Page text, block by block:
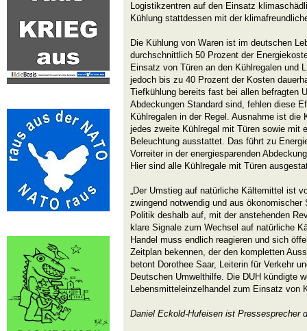
Logistikzentren auf den Einsatz
Kühlung stattdessen mit der
Die Kühlung von Waren ist im deutschen
durchschnittlich 50 Prozent der
Einsatz von Türen an den Kühlregalen und
jedoch bis zu 40 Prozent der Kosten
Tiefkühlung bereits fast bei allen befragten
Abdeckungen Standard sind, fehlen diese
Kühlregalen in der Regel. Ausnahme ist die
jedes zweite Kühlregal mit Türen sowie mit
Beleuchtung ausstattet. Das führt zu
Vorreiter in der energiesparenden
Hier sind alle Kühlregale mit Türen
„Der Umstieg auf natürliche Kältemittel ist
zwingend notwendig und aus
Politik deshalb auf, mit der anstehenden
klare Signale zum Wechsel auf natürliche
Handel muss endlich reagieren und sich
Zeitplan bekennen, der den kompletten
betont Dorothee Saar, Leiterin für Verkehr
Deutschen Umwelthilfe. Die DUH kündigte
Lebensmitteleinzelhandel zum Einsatz von
Daniel Eckold-Hufeisen ist Pressesprecher